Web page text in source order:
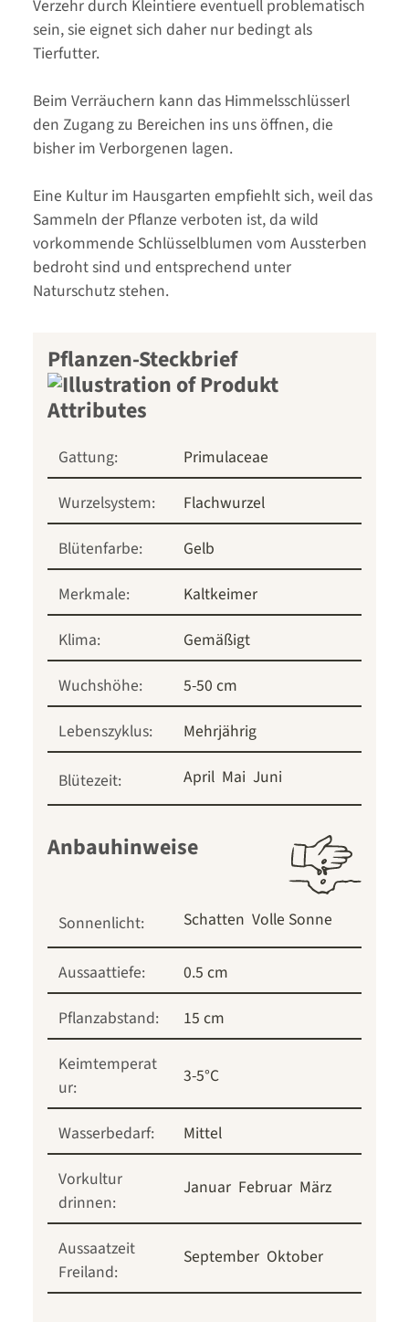
Verzehr durch Kleintiere eventuell problematisch
sein, sie eignet sich daher nur bedingt als
Tierfutter.
Beim Verräuchern kann das Himmelsschlüsserl
den Zugang zu Bereichen ins uns öffnen, die
bisher im Verborgenen lagen.
Eine Kultur im Hausgarten empfiehlt sich, weil das
Sammeln der Pflanze verboten ist, da wild
vorkommende Schlüsselblumen vom Aussterben
bedroht sind und entsprechend unter
Naturschutz stehen.
Pflanzen-Steckbrief
Gattung:
Primulaceae
Wurzelsystem:
Flachwurzel
Blütenfarbe:
Gelb
Merkmale:
Kaltkeimer
Klima:
Gemäßigt
Wuchshöhe:
5-50 cm
Lebenszyklus:
Mehrjährig
Blütezeit: April Mai Juni
Anbauhinweise
Sonnenlicht: Schatten Volle Sonne
Aussaattiefe:
0.5 cm
Pflanzabstand:
15 cm
Keimtemperat
ur:
3-5°C
Wasserbedarf:
Mittel
Vorkultur
drinnen:
Januar Februar März
Aussaatzeit
Freiland:
September Oktober